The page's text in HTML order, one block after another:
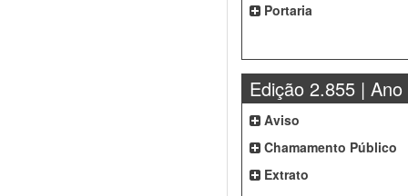
Portaria
Edição 2.855 | Ano
Aviso
Chamamento Público
Extrato